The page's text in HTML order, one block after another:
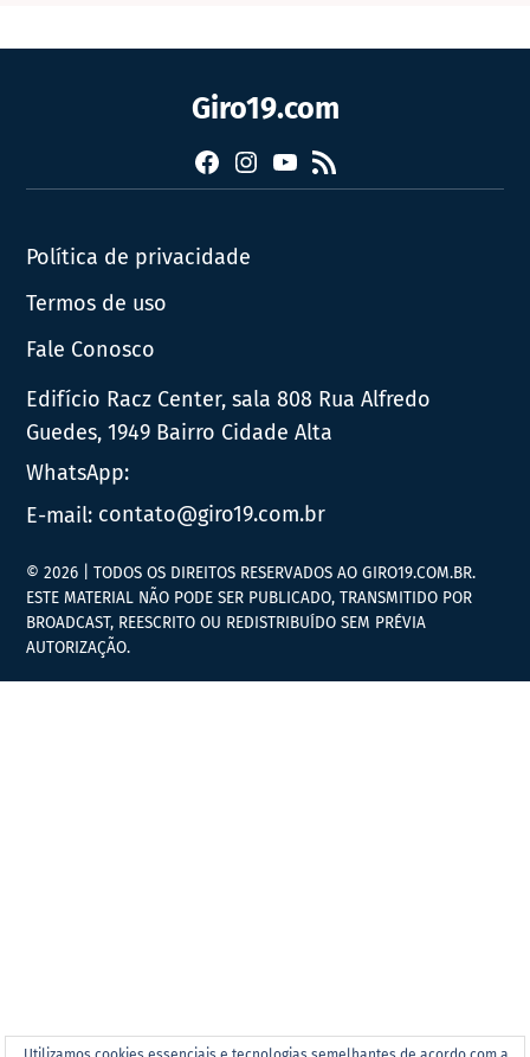
Giro19.com
FacebookInstagram
YouTube
RSS
Política de privacidade
Termos de uso
Fale Conosco
Edifício Racz Center, sala 808 Rua Alfredo
Guedes, 1949 Bairro Cidade Alta
WhatsApp:
E-mail: contato@giro19.com.br
© 2026 | TODOS OS DIREITOS RESERVADOS AO GIRO19.COM.BR.
ESTE MATERIAL NÃO PODE SER PUBLICADO, TRANSMITIDO POR
BROADCAST, REESCRITO OU REDISTRIBUÍDO SEM PRÉVIA
AUTORIZAÇÃO.